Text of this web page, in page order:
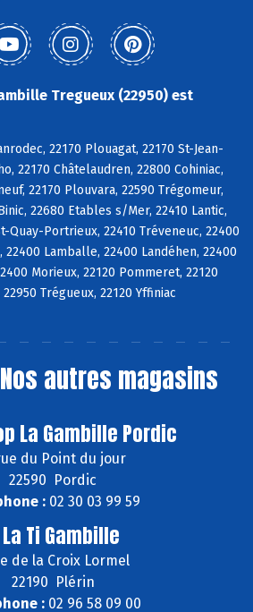
Tregueux (22950) est
22170 Plouagat, 22170 St-Jean-
22170 Châtelaudren, 22800 Cohiniac,
22170 Plouvara, 22590 Trégomeur,
22680 Etables s/Mer, 22410 Lantic,
Quay-Portrieux, 22410 Tréveneuc, 22400
22400 Lamballe, 22400 Landéhen, 22400
Morieux, 22120 Pommeret, 22120
Trégueux, 22120 Yffiniac
Nos autres magasins
La Gambille Pordic
du Point du jour
22590 Pordic
:02 30 03 99 59
La Ti Gambille
de la Croix Lormel
22190 Plérin
:02 96 58 09 00